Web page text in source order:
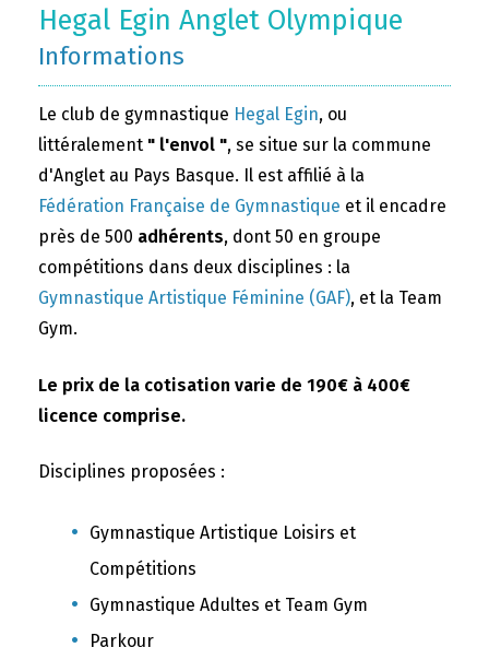
Hegal Egin Anglet Olympique
Informations
Le club de gymnastique Hegal Egin, ou
littéralement " l'envol ", se situe sur la commune
d'Anglet au Pays Basque. Il est affilié à la
Fédération Française de Gymnastique et il encadre
près de 500 adhérents, dont 50 en groupe
compétitions dans deux disciplines : la
Gymnastique Artistique Féminine (GAF), et la Team
Gym.
Le prix de la cotisation varie de 190€ à 400€
licence comprise.
Disciplines proposées :
Gymnastique Artistique Loisirs et
Compétitions
Gymnastique Adultes et Team Gym
Parkour